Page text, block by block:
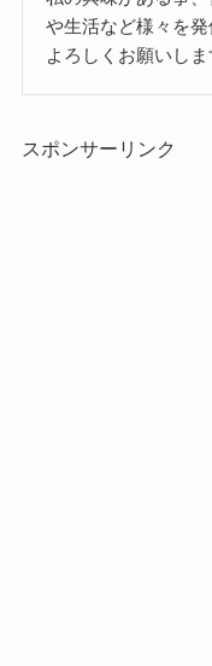
や生活など様々を発
よろしくお願いしま
スポンサーリンク